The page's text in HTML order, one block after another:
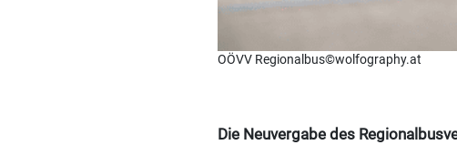
OÖVV Regionalbus©wolfography.at
Die Neuvergabe des